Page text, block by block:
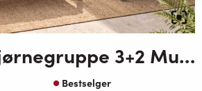
Adelaide Hjørnegruppe 3+2 Muskat Alu-Mørk natur puter med Adelaide loungebord
Bestselger